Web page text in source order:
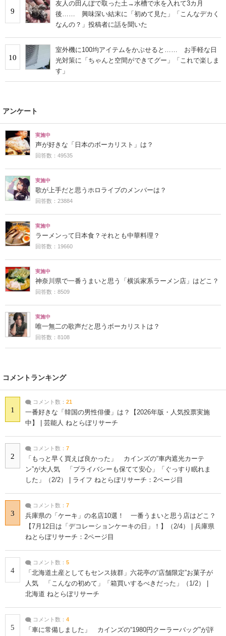
9
友人の田んぼで取った土→水槽で水を入れて3カ月
後…… 興味深い結末に「初めて見た」「こんなデカく
なんの？」投稿者に話を聞いた
10
室外機に100均アイテムをかぶせると…… お手軽な日
光対策に「ちゃんと空間ができてグー」「これで楽しま
す」
アンケート
実施中
声が好きな「日本のボーカリスト」は？
回答数：49535
実施中
歌が上手だと思うホロライブのメンバーは？
回答数：23884
実施中
ラーメンって日本食？それとも中華料理？
回答数：19660
実施中
神奈川県で一番うまいと思う「横浜家系ラーメン店」はどこ？
回答数：8509
実施中
唯一無二の歌声だと思うボーカリストは？
回答数：8108
コメントランキング
1
コメント数： 21
一番好きな「韓国の男性俳優」は？【2026年版・人気投票実施
中】 | 芸能人 ねとらぼリサーチ
2
コメント数： 7
「もっと早く買えば良かった」 カインズの“車内遮光カーテ
ン”が大人気 「プライバシーも保てて安心」「ぐっすり眠れま
した」（2/2） | ライフ ねとらぼリサーチ：2ページ目
3
コメント数： 7
兵庫県の「ケーキ」の名店10選！ 一番うまいと思う店はどこ？
【7月12日は「デコレーションケーキの日」！】（2/4） | 兵庫県
ねとらぼリサーチ：2ページ目
4
コメント数： 5
「北海道土産としてもセンス抜群」六花亭の“店舗限定”お菓子が
人気 「こんなの初めて」「箱買いするべきだった」（1/2） |
北海道 ねとらぼリサーチ
5
コメント数： 4
「車に常備しました」 カインズの“1980円クーラーバッグ”が評